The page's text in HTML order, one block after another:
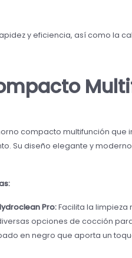
y eficiencia, así como la
compacto multifunción que
Su diseño elegante y
Pro:Facilita la
opciones de cocción
en negro que aporta un